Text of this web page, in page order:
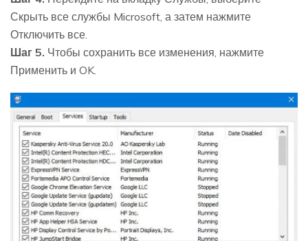
Скрыть все службы Microsoft, а затем нажмите
Отключить все.
Шаг 5. Чтобы сохранить все изменения, нажмите
Применить и OK.